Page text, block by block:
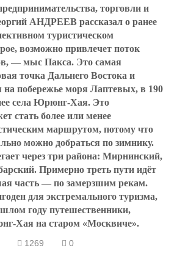
торговли и
АНДРЕЕВ рассказал о ранее
туристическом
возможно привлечет поток
— мыс Пакса. Это самая
точка Дальнего Востока и
на побережье моря Лаптевых, в 190
села Юрюнг-Хая. Это
стать более или менее
маршрутом, потому что
можно добраться по зимнику.
через три района: Мирнинский,
Примерно треть пути идёт
часть — по замерзшим рекам.
для экстремального туризма,
году путешественники,
Хая на старом «Москвиче».
1269 0